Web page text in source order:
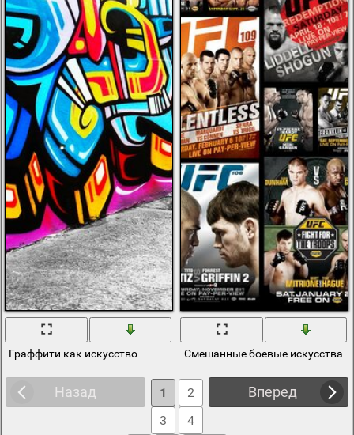
Граффити как искусство Смешанные боевые искусства
Назад Вперед
1
2
3
4